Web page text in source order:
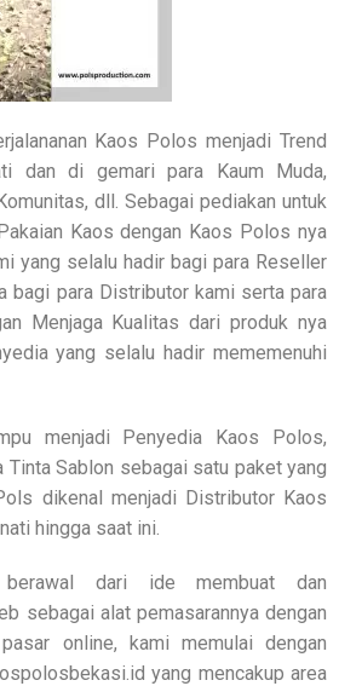
Kaos Polos menjadi Trend
dan di gemari para Kaum Muda,
dll. Sebagai pediakan untuk
Kaos dengan Kaos Polos nya
yang selalu hadir bagi para Reseller
bagi para Distributor kami serta para
Menjaga Kualitas dari produk nya
yang selalu hadir mememenuhi
menjadi Penyedia Kaos Polos,
Tinta Sablon sebagai satu paket yang
dikenal menjadi Distributor Kaos
hingga saat ini.
berawal dari ide membuat dan
sebagai alat pemasarannya dengan
online, kami memulai dengan
yang mencakup area